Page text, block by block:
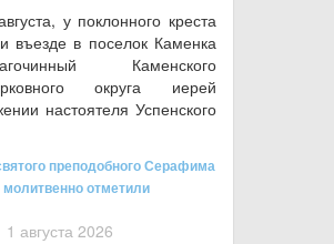
у поклонного креста
въезде в поселок Каменка
Каменского
округа иерей
настоятеля Успенского
преподобного Серафима
отметили
августа 2026